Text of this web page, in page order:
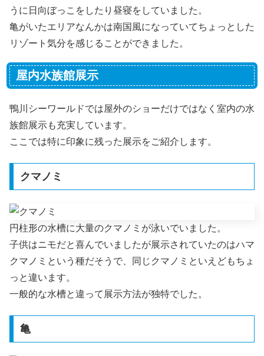
うに日向ぼっこをしたり昼寝をしていました。
亀がいたエリアなんかは南国風になっていてちょっとした
リゾート気分を感じることができました。
屋内水族館展示
鴨川シーワールドでは屋外のショーだけではなく室内の水
族館展示も充実しています。
ここでは特に印象に残った展示をご紹介します。
クマノミ
円柱形の水槽に大量のクマノミが泳いでいました。
子供はニモだと喜んでいましたが展示されていたのはハマ
クマノミという種だそうで、同じクマノミといえどもちょ
っと違います。
一般的な水槽と違って展示方法が独特でした。
亀